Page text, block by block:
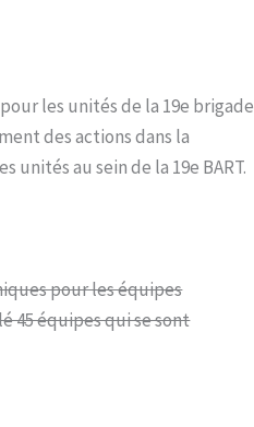
les unités de la 19e brigade
des actions dans la
au sein de la 19e BART.
pour les équipes
45 équipes qui se sont